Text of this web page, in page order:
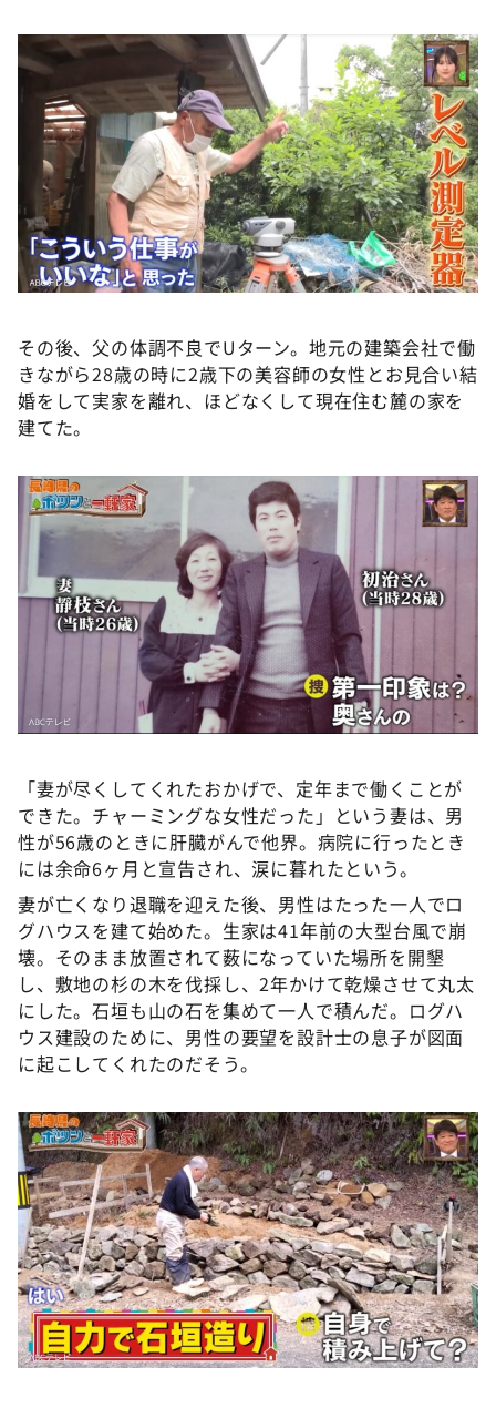
その後、父の体調不良でUターン。地元の建築会社で働
きながら28歳の時に2歳下の美容師の女性とお見合い結
婚をして実家を離れ、ほどなくして現在住む麓の家を
建てた。
「妻が尽くしてくれたおかげで、定年まで働くことが
できた。チャーミングな女性だった」という妻は、男
性が56歳のときに肝臓がんで他界。病院に行ったとき
には余命6ヶ月と宣告され、涙に暮れたという。
妻が亡くなり退職を迎えた後、男性はたった一人でロ
グハウスを建て始めた。生家は41年前の大型台風で崩
壊。そのまま放置されて薮になっていた場所を開墾
し、敷地の杉の木を伐採し、2年かけて乾燥させて丸太
にした。石垣も山の石を集めて一人で積んだ。ログハ
ウス建設のために、男性の要望を設計士の息子が図面
に起こしてくれたのだそう。